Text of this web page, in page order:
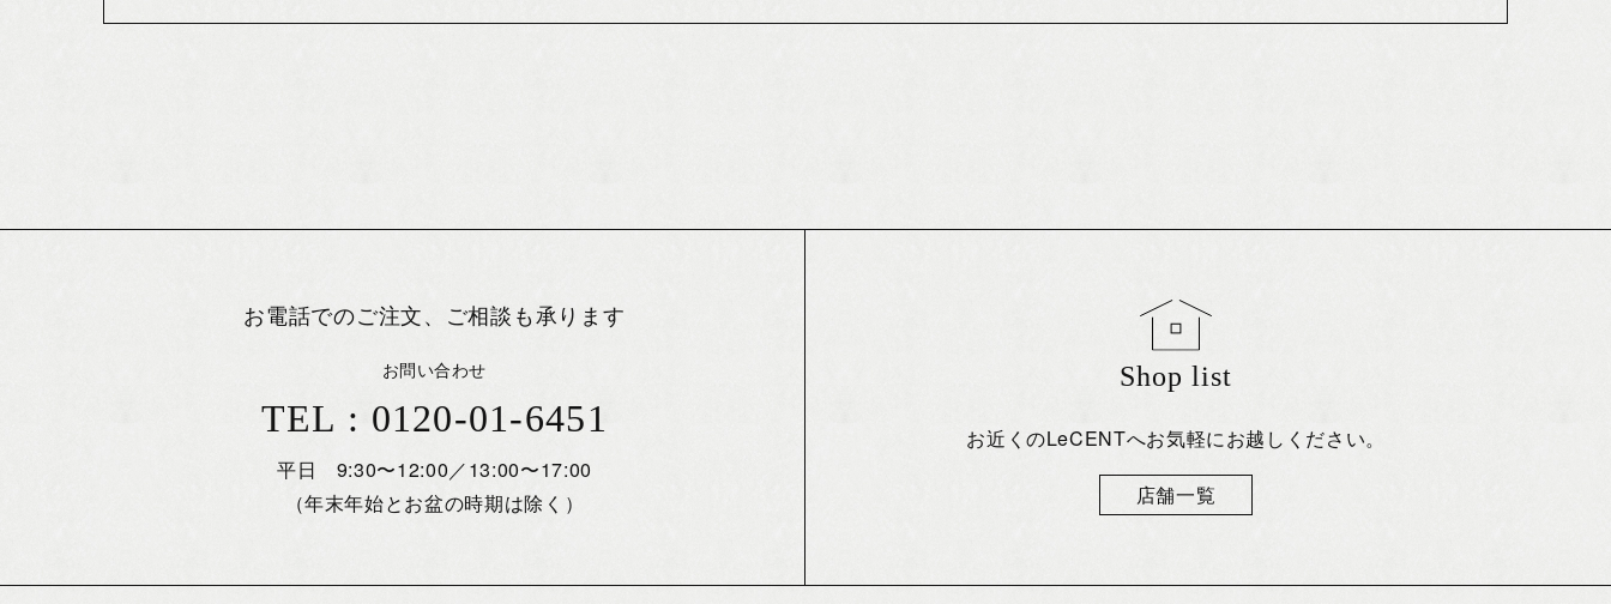
お電話でのご注文、ご相談も承ります
お問い合わせ
TEL : 0120-01-6451
平日 9:30〜12:00／13:00〜17:00
（年末年始とお盆の時期は除く）
Shop list
お近くのLeCENTへお気軽にお越しください。
店舗一覧